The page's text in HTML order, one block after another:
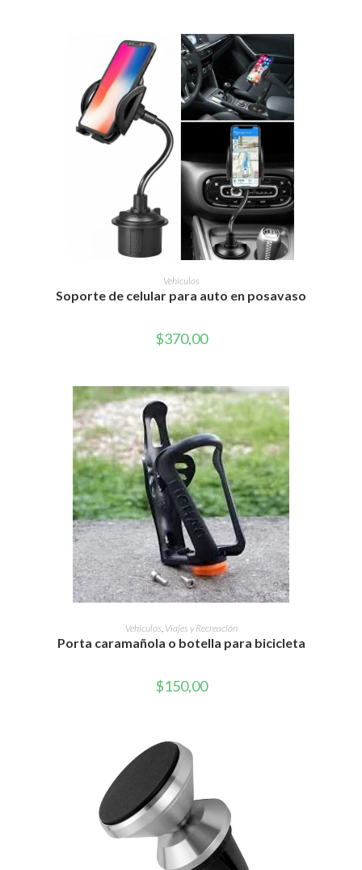
AÑADIR AL CARRITO
Vehículos
Soporte de celular para auto en posavaso
$370,00
AÑADIR AL CARRITO
Vehículos, Viajes y Recreación
Porta caramañola o botella para bicicleta
$150,00